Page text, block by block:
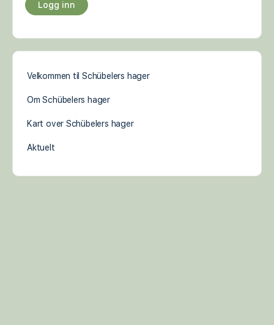
Velkommen til Schübelers hager
Om Schübelers hager
Kart over Schübelers hager
Aktuelt